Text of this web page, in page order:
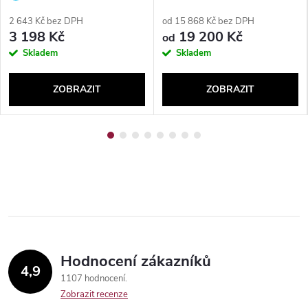
výměny zboží v případě poruchy
2 643 Kč bez DPH
3 198 Kč
Skladem
ZOBRAZIT
od 15 868 Kč bez DPH
od 19 200 Kč
Skladem
ZOBRAZIT
4,9 Hodnocení zákazníků
1107 hodnocení
Zobrazit recenze